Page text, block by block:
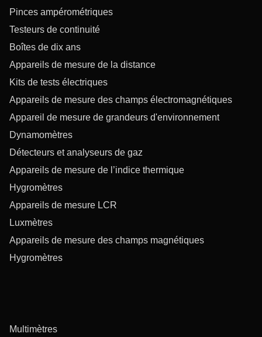
Pinces ampérométriques
Testeurs de continuité
Boîtes de dix ans
Appareils de mesure de la distance
Kits de tests électriques
Appareils de mesure des champs électromagnétiques
Appareil de mesure de grandeurs d'environnement
Dynamomètres
Détecteurs et analyseurs de gaz
Appareils de mesure de l’indice thermique
Hygromètres
Appareils de mesure LCR
Luxmètres
Appareils de mesure des champs magnétiques
Hygromètres
Multimètres